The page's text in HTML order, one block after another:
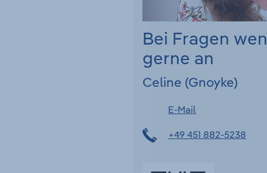
Bei Fragen
gerne an
Celine (Gnoyke)
E-Mail
+49 451 882-5238